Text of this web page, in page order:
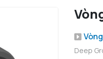
Deep